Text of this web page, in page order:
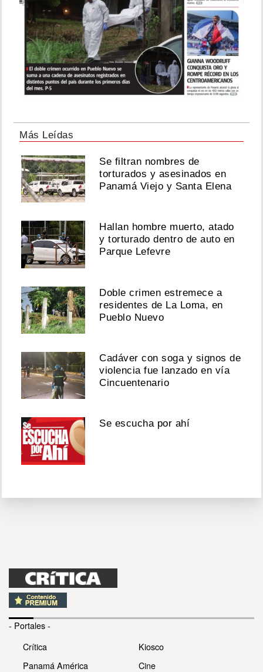
Más Leídas
Se filtran nombres de
torturados y asesinados en
Panamá Viejo y Santa Elena
Hallan hombre muerto, atado
y torturado dentro de auto en
Parque Lefevre
Doble crimen estremece a
residentes de La Loma, en
Pueblo Nuevo
Cadáver con soga y signos de
violencia fue lanzado en vía
Cincuentenario
Se escucha por ahí
- Portales -
Crítica
Panamá América
Kiosco
Cine